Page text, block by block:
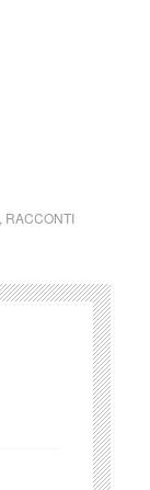
RACCONTI